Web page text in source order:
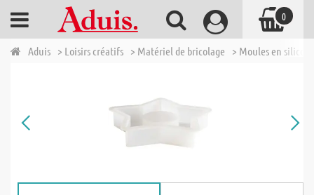
Aduis > Loisirs créatifs > Matériel de bricolage > Moules en
0